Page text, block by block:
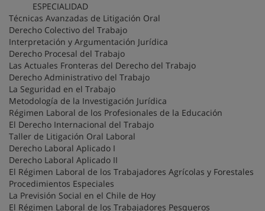
ESPECIALIDAD
Técnicas Avanzadas de Litigación Oral
Derecho Colectivo del Trabajo
Interpretación y Argumentación Jurídica
Derecho Procesal del Trabajo
Las Actuales Fronteras del Derecho del Trabajo
Derecho Administrativo del Trabajo
La Seguridad en el Trabajo
Metodología de la Investigación Jurídica
Régimen Laboral de los Profesionales de la Educación
El Derecho Internacional del Trabajo
Taller de Litigación Oral Laboral
Derecho Laboral Aplicado I
Derecho Laboral Aplicado II
El Régimen Laboral de los Trabajadores Agrícolas y Forestales
Procedimientos Especiales
La Previsión Social en el Chile de Hoy
El Régimen Laboral de los Trabajadores Pesqueros